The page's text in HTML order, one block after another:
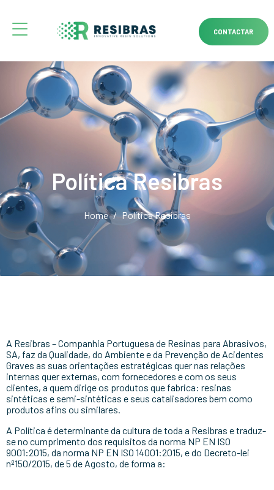
CONTACTAR
Política Resibras
Home Política Resibras
A Resibras – Companhia Portuguesa de Resinas para Abrasivos,
SA, faz da Qualidade, do Ambiente e da Prevenção de Acidentes
Graves as suas orientações estratégicas quer nas relações
internas quer externas, com fornecedores e com os seus
clientes, a quem dirige os produtos que fabrica: resinas
sintéticas e semi-sintéticas e seus catalisadores bem como
produtos afins ou similares.
A Política é determinante da cultura de toda a Resibras e traduz-
se no cumprimento dos requisitos da norma NP EN ISO
9001:2015, da norma NP EN ISO 14001:2015, e do Decreto-lei
nº150/2015, de 5 de Agosto, de forma a: